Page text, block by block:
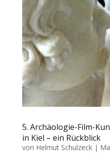
5. Archäologie-Film-
in Kiel – ein Rückblick
von Helmut Schulzeck|